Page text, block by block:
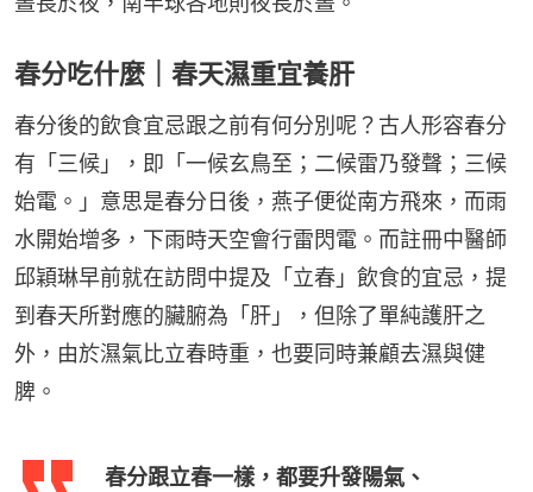
春分吃什麼｜春天濕重宜養肝
春分後的飲食宜忌跟之前有何分別呢？古人形容春分
有「三候」，即「一候玄鳥至；二候雷乃發聲；三候
始電。」意思是春分日後，燕子便從南方飛來，而雨
水開始增多，下雨時天空會行雷閃電。而註冊中醫師
邱穎琳早前就在訪問中提及「立春」飲食的宜忌，提
到春天所對應的臟腑為「肝」，但除了單純護肝之
外，由於濕氣比立春時重，也要同時兼顧去濕與健
脾。
春分跟立春一樣，都要升發陽氣、